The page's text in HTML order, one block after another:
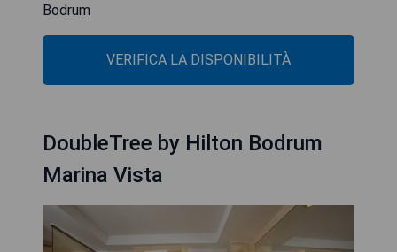
Bodrum
VERIFICA LA DISPONIBILITÀ
DoubleTree by Hilton Bodrum
Marina Vista